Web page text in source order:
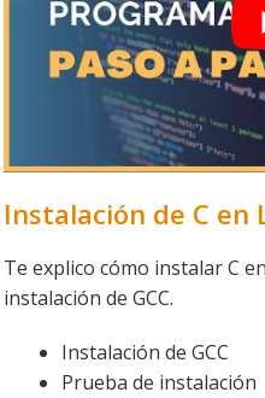
Instalación de C en
Te explico cómo instalar C
instalación de GCC.
Instalación de GCC
Prueba de instalación